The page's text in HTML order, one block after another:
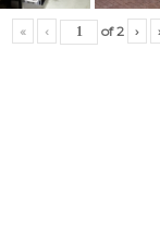
« ‹ of2 ›